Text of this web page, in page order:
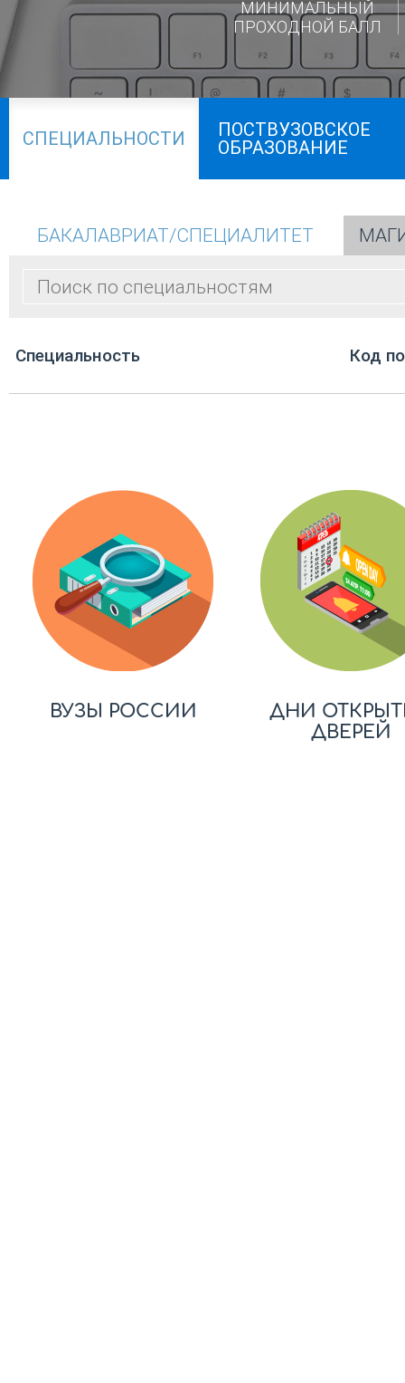
МИНИМАЛЬНЫЙ
ПРОХОДНОЙ БАЛЛ
СПЕЦИАЛЬНОСТИ
ПОСТВУЗОВСКОЕ
ОБРАЗОВАНИЕ
БАКАЛАВРИАТ/СПЕЦИАЛИТЕТ
Cпециальность Код
ВУЗЫ РОССИИ
ДНИ
ДВЕРЕЙ